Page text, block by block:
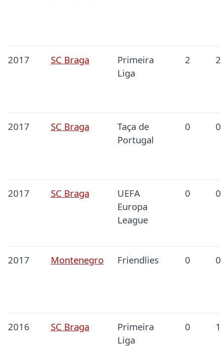
2017 SC Braga
Primeira
Liga
2 2
2017 SC Braga
Taça de
Portugal
0 0
2017 SC Braga
UEFA
Europa
League
0 0
2017 Montenegro Friendlies 0 0
2016 SC Braga
Primeira
Liga
0 1